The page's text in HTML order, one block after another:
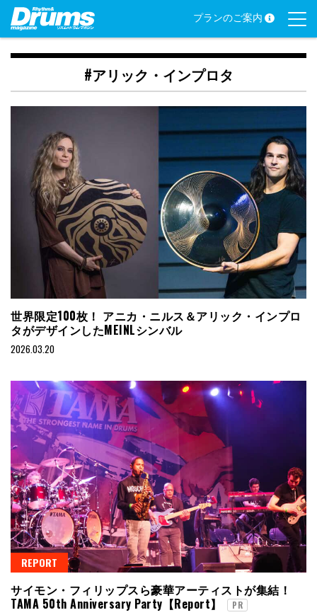
Skip
content
プランのご案内
#アリック・インプロタ
世界限定100枚！ アニカ・ニルス＆アリック・インプロ
タがデザインしたMEINLシンバル
2026.03.20
REPORT
サイモン・フィリップスら豪華アーティストが集結！
TAMA 50th Anniversary Party【Report】
PR